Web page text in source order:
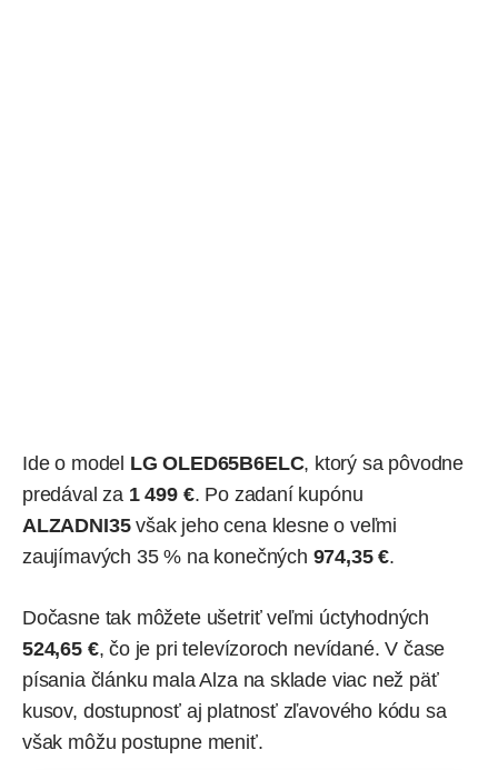
Ide o model LG OLED65B6ELC, ktorý sa pôvodne
predával za 1 499 €. Po zadaní kupónu
ALZADNI35však jeho cena klesne o veľmi
zaujímavých 35 % na konečných 974,35 €.
Dočasne tak môžete ušetriť veľmi úctyhodných
524,65 €, čo je pri televízoroch nevídané. V čase
písania článku mala Alza na sklade viac než päť
kusov, dostupnosť aj platnosť zľavového kódu sa
však môžu postupne meniť.